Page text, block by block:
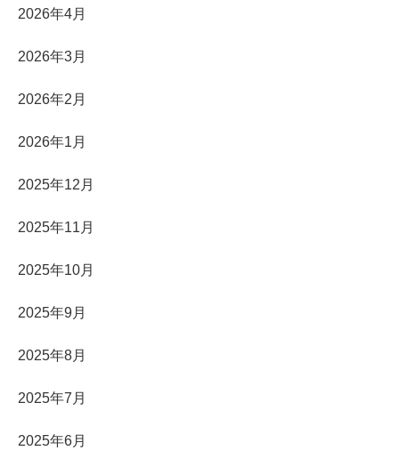
2026年4月
2026年3月
2026年2月
2026年1月
2025年12月
2025年11月
2025年10月
2025年9月
2025年8月
2025年7月
2025年6月